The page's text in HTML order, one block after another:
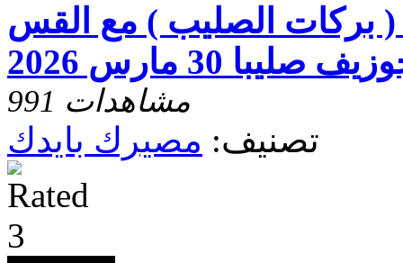
بركات الصليب ) مع القس
صليبا 30 مارس 2026
991 مشاهدات
تصنيف: مصيرك بايدك